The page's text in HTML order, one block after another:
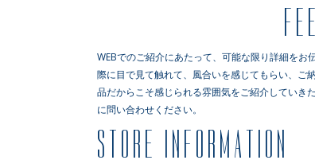
WEBでのご紹介にあたって、可能な限り詳細を
際に目で見て触れて、風合いを感じてもらい、
品だからこそ感じられる雰囲気をご紹介していき
に問い合わせください。